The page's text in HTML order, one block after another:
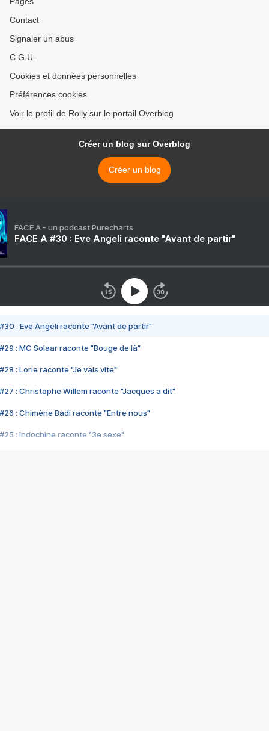
Contact
Signaler un abus
C.G.U.
Cookies et données personnelles
Préférences cookies
Voir le profil de Rolly sur le portail Overblog
Créer un blog sur Overblog
Créer un blog
FACE A - un podcast Purecharts
FACE A #30 : Eve Angeli raconte "Avant de partir"
#30 : Eve Angeli raconte "Avant de partir"
#29 : MC Solaar raconte "Bouge de là"
#28 : Lorie raconte "Je vais vite"
#27 : Christophe Willem raconte "Jacques a dit"
#26 : Chimène Badi raconte "Entre nous"
#25 : Indochine raconte "3e sexe"